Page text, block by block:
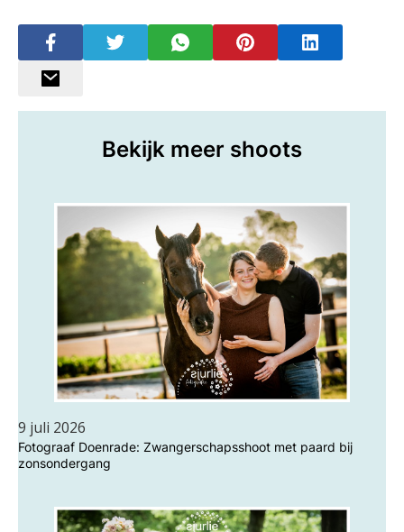
Bekijk meer shoots
9 juli 2026
Fotograaf Doenrade: Zwangerschapsshoot met paard bij
zonsondergang